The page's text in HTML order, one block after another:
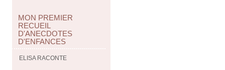
MON PREMIER
RECUEIL
D'ANECDOTES
D'ENFANCES
ELISA RACONTE